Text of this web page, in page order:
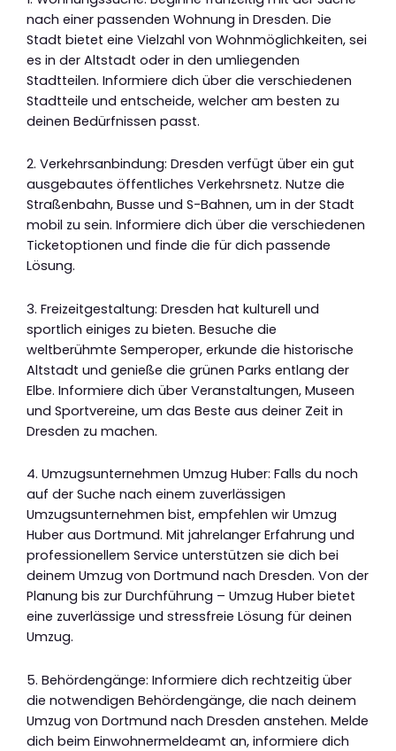
nach einer passenden Wohnung in Dresden. Die
Stadt bietet eine Vielzahl von Wohnmöglichkeiten, sei
es in der Altstadt oder in den umliegenden
Stadtteilen. Informiere dich über die verschiedenen
Stadtteile und entscheide, welcher am besten zu
deinen Bedürfnissen passt.
2. Verkehrsanbindung: Dresden verfügt über ein gut
ausgebautes öffentliches Verkehrsnetz. Nutze die
Straßenbahn, Busse und S-Bahnen, um in der Stadt
mobil zu sein. Informiere dich über die verschiedenen
Ticketoptionen und finde die für dich passende
Lösung.
3. Freizeitgestaltung: Dresden hat kulturell und
sportlich einiges zu bieten. Besuche die
weltberühmte Semperoper, erkunde die historische
Altstadt und genieße die grünen Parks entlang der
Elbe. Informiere dich über Veranstaltungen, Museen
und Sportvereine, um das Beste aus deiner Zeit in
Dresden zu machen.
4. Umzugsunternehmen Umzug Huber: Falls du noch
auf der Suche nach einem zuverlässigen
Umzugsunternehmen bist, empfehlen wir Umzug
Huber aus Dortmund. Mit jahrelanger Erfahrung und
professionellem Service unterstützen sie dich bei
deinem Umzug von Dortmund nach Dresden. Von der
Planung bis zur Durchführung – Umzug Huber bietet
eine zuverlässige und stressfreie Lösung für deinen
Umzug.
5. Behördengänge: Informiere dich rechtzeitig über
die notwendigen Behördengänge, die nach deinem
Umzug von Dortmund nach Dresden anstehen. Melde
dich beim Einwohnermeldeamt an, informiere dich